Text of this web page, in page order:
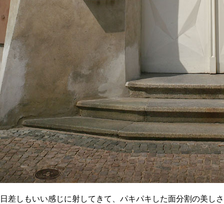
日差しもいい感じに射してきて、パキパキした面分割の美しさ